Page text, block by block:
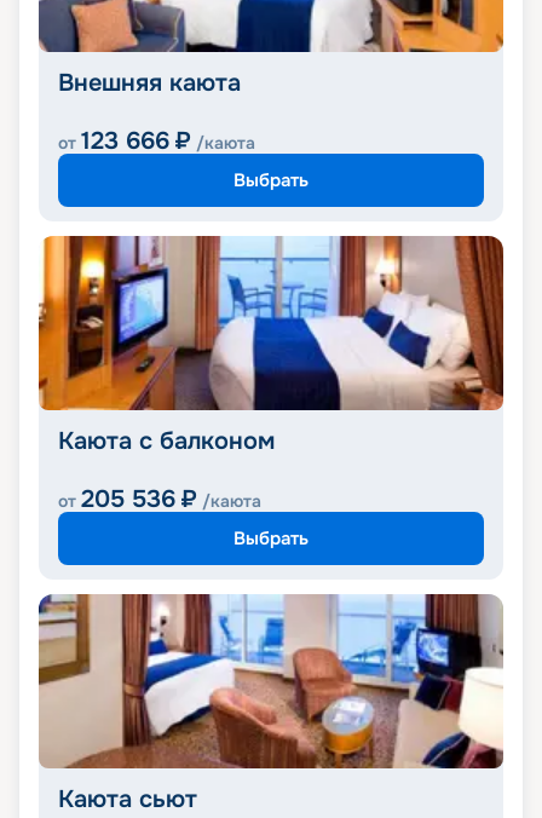
Внешняя каюта
от 123 666 ₽ /каюта
Выбрать
Каюта с балконом
от 205 536 ₽ /каюта
Выбрать
Каюта сьют